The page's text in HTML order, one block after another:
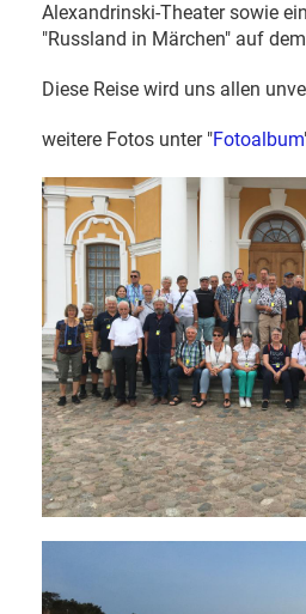
Alexandrinski-Theater sowie
"Russland in Märchen" auf
Diese Reise wird uns allen
weitere Fotos unter "Fotoalbum